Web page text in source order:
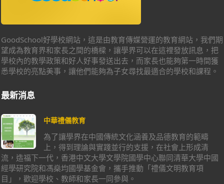
GoodSchool好學校網站，這是由教育傳媒營運的教育網站，我們期
望成為教育界和家長之間的橋樑，讓學界可以在這裡發放訊息，把
學校內的教學政策和好人好事發送出去，而家長也能夠第一時間獲
悉學校的亮點美事，讓他們能夠為子女尋找最適合的學校和課程。
最新消息
中華禮儀教育
為了讓學界在中國傳統文化涵養及品德教育的範疇
上，得到理論與實踐並行的支援，在社會上形成清
流，造福下一代，香港中文大學文學院國學中心聯同清華大學中國
經學研究院和馮燊均國學基金會，攜手推動「禮儀文明教育項
目」，歡迎學校、教師和家長一同參與。